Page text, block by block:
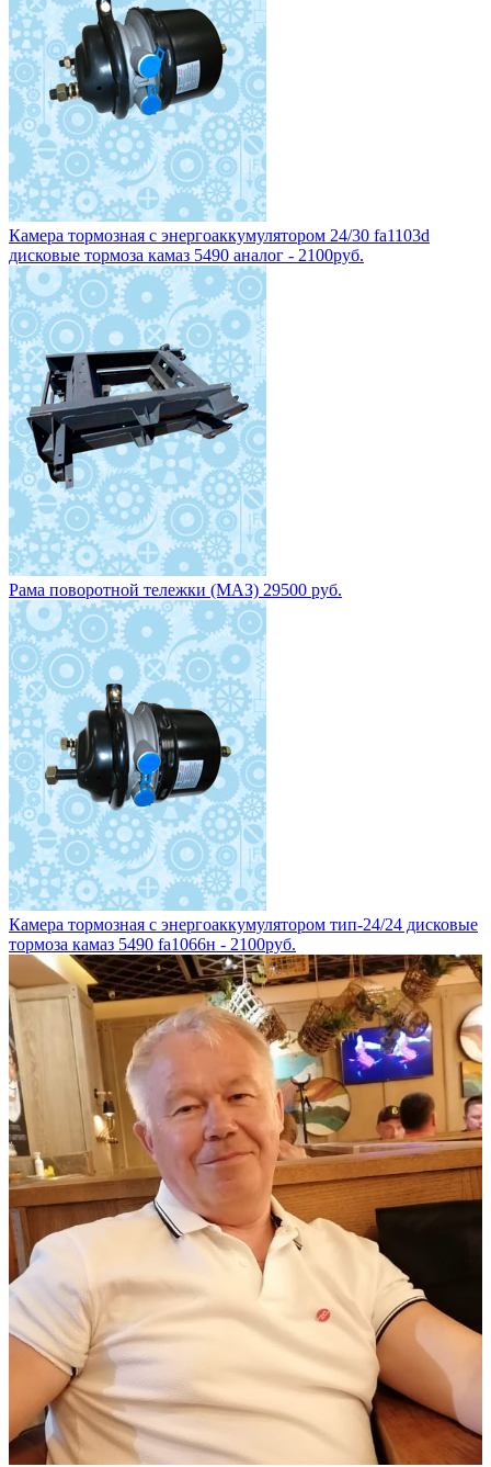
Камера тормозная с энергоаккумулятором 24/30 fa1103d
дисковые тормоза камаз 5490 аналог - 2100руб.
Рама поворотной тележки (МАЗ) 29500 руб.
Камера тормозная с энергоаккумулятором тип-24/24 дисковые
тормоза камаз 5490 fa1066н - 2100руб.